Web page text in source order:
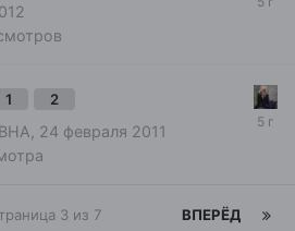
1 2
24 февраля 2011
ВПЕРЁД
3 из 7